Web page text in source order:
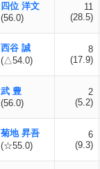
四位 洋文
(56.0)
11
(28.5)
西谷 誠
(△54.0)
8
(17.9)
武 豊
(56.0)
2
(5.2)
菊地 昇吾
(☆55.0)
6
(9.3)